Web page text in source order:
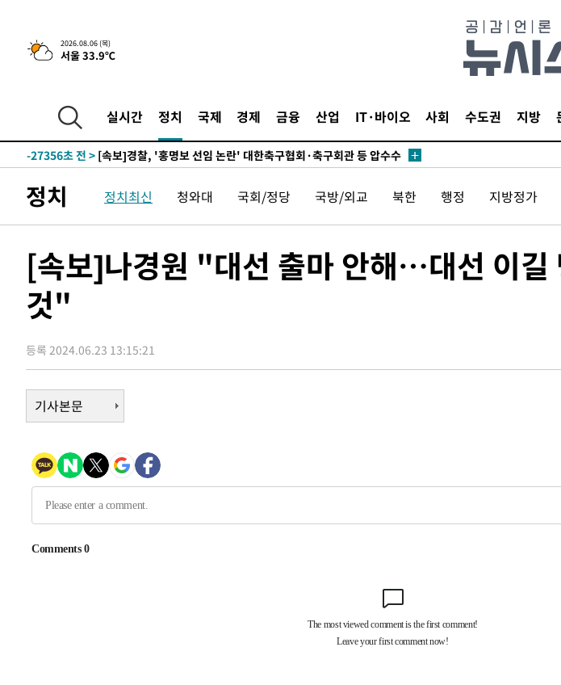
2026.08.06 (목)
서울 33.9℃
실시간 정치 국제 경제 금융 산업 IT·바이오 사회 수도권 지방
2시간 전 >[속보] "이란-오만, 호르무즈 해협 통행 항로 합의" 이란 외무부 대변인
-28659초 전 >
[속보]산업장관 "李정부, 원전 반대 안해…안정 전력 위해 불가피"
[속보]경찰, '홍명보 선임 논란' 대한축구협회·축구회관 등 압수수
색
-26743초 전 > [속보]산업장관 "美무역법 제301조 과잉생산 결과 발표 8월 중 예
-25808초 전 >
[속보]전남광주 초대 시민추천 부시장에 백승주·윤난실
-23369초 전 >서울 열대야 15일째 지속…비공식 '초열대야' 30도 넘어
-21936초 전 >
[속보]코스닥, 2.15포인트(0.27%) 내린 797.44 출발
-21919초 전 >
[속보]코스피, 119.51포인트(1.81%) 내린 6478.75 개장
-18366초 전 >
-18317초 전 >
임 3년 인터뷰
2시간 전 >[속보] "이란-오만, 호르무즈 해협 통행 항로 합의" 이란 외무부 대변인
-32139초 전 >"美간섭에 합의 지연"…트럼프, '이란 호르무즈 통제권' 수용할까
-28659초 전 >[속보]산업장관 "李정부, 원전 반대 안해…안정 전력 위해 불가피"
-27356초 전 >
-26743초 전 >[속보]산업장관 "美무역법 제301조 과잉생산 결과 발표 8월 중 예
-26536초 전 >
[속보]코스피, 119.51포인트(1.81%) 내린 6478.75 개장
정치 정치최신 청와대 국회/정당 국방/외교 북한 행정 지방정가
[속보]나경원 "대선 출마 안해…대선 이길
것"
등록 2024.06.23 13:15:21
기사본문